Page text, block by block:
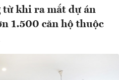
từ khi ra mắt dự án
1.500 căn hộ thuộc